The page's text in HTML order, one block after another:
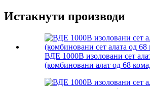
Истакнути производи
ВДЕ 1000В изоловани сет
(комбиновани алат од 68